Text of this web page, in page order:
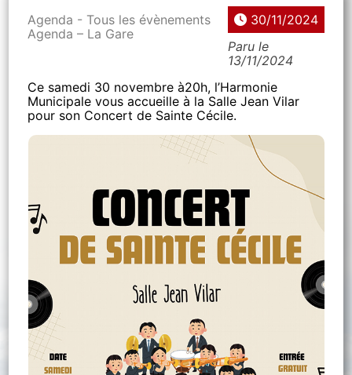
Agenda - Tous les évènements
Agenda – La Gare
30/11/2024
Paru le
13/11/2024
Ce samedi 30 novembre à20h, l’Harmonie
Municipale vous accueille à la Salle Jean Vilar
pour son Concert de Sainte Cécile.